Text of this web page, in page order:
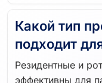
Какой тип
подходит
Резидентные и